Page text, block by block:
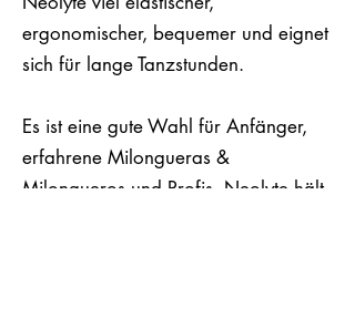
ergonomischer, bequemer und eignet
sich für lange Tanzstunden.
Es ist eine gute Wahl für Anfänger,
erfahrene Milongueras &
Milongueros und Profis. Neolyte hält